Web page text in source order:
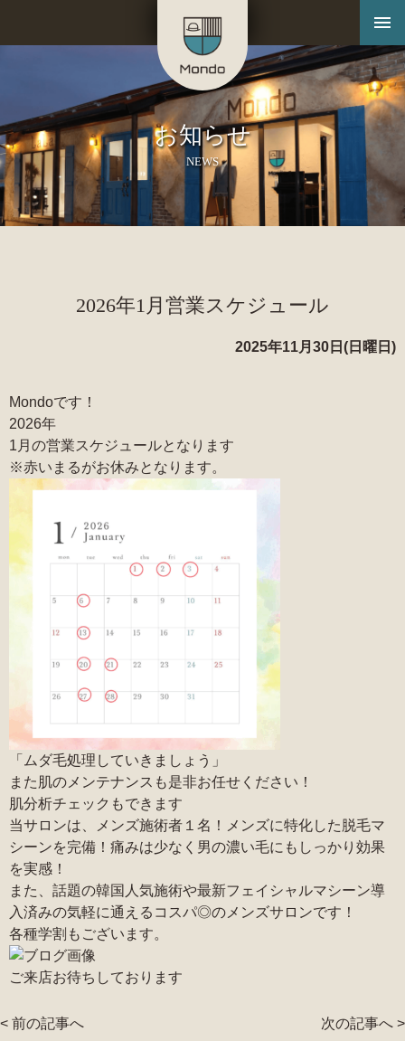
お知らせ
NEWS
2026年1月営業スケジュール
2025年11月30日(日曜日)
Mondoです！
2026年
1月の営業スケジュールとなります
※赤いまるがお休みとなります。
「ムダ毛処理していきましょう」
また肌のメンテナンスも是非お任せください！
肌分析チェックもできます
当サロンは、メンズ施術者１名！メンズに特化した脱毛マ
シーンを完備！痛みは少なく男の濃い毛にもしっかり効果
を実感！
また、話題の韓国人気施術や最新フェイシャルマシーン導
入済みの気軽に通えるコスパ◎のメンズサロンです！
各種学割もございます。
ご来店お待ちしております
< 前の記事へ 次の記事へ >